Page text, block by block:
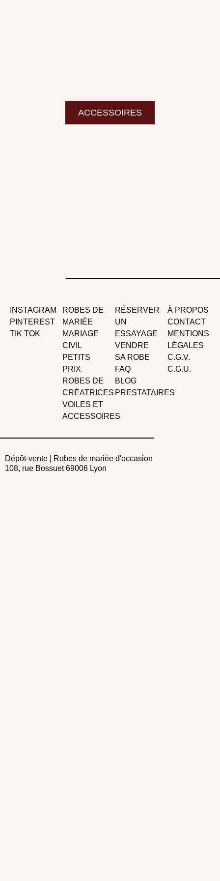
ACCESSOIRES
INSTAGRAM
PINTEREST
TIK TOK
ROBES DE
MARIÉE
MARIAGE
CIVIL
PETITS
PRIX
ROBES DE
CRÉATRICES
VOILES ET
ACCESSOIRES
RÉSERVER
UN
ESSAYAGE
VENDRE
SA ROBE
FAQ
BLOG
PRESTATAIRES
À PROPOS
CONTACT
MENTIONS
LÉGALES
C.G.V.
C.G.U.
Dépôt-vente | Robes de mariée d'occasion
108, rue Bossuet 69006 Lyon